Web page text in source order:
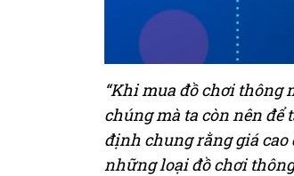
“Khi mua đồ chơi
chúng mà ta còn nên để
định chung rằng giá
những loại đồ chơi